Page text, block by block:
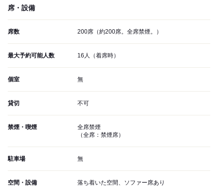
席・設備
席数 200席（約200席。全席禁煙。）
最大予約可能人数 16人（着席時）
個室 無
貸切 不可
禁煙・喫煙
全席禁煙
（全席：禁煙席）
駐車場 無
空間・設備 落ち着いた空間、ソファー席あり